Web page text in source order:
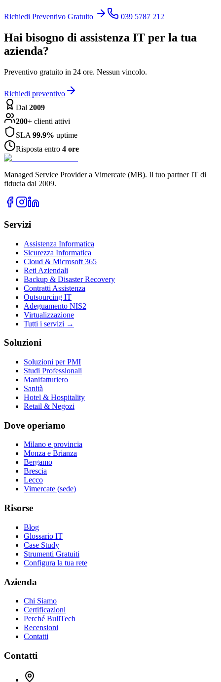
Richiedi Preventivo Gratuito 039 5787 212
Hai bisogno di assistenza IT per la tua
azienda?
Preventivo gratuito in 24 ore. Nessun vincolo.
Richiedi preventivo
Dal 2009
200+ clienti attivi
SLA 99.9% uptime
Risposta entro 4 ore
Managed Service Provider a Vimercate (MB). Il tuo partner IT di
fiducia dal 2009.
Servizi
Assistenza Informatica
Sicurezza Informatica
Cloud & Microsoft 365
Reti Aziendali
Backup & Disaster Recovery
Contratti Assistenza
Outsourcing IT
Adeguamento NIS2
Virtualizzazione
Tutti i servizi →
Soluzioni
Soluzioni per PMI
Studi Professionali
Manifatturiero
Sanità
Hotel & Hospitality
Retail & Negozi
Dove operiamo
Milano e provincia
Monza e Brianza
Bergamo
Brescia
Lecco
Vimercate (sede)
Risorse
Blog
Glossario IT
Case Study
Strumenti Gratuiti
Configura la tua rete
Azienda
Chi Siamo
Certificazioni
Perché BullTech
Recensioni
Contatti
Contatti